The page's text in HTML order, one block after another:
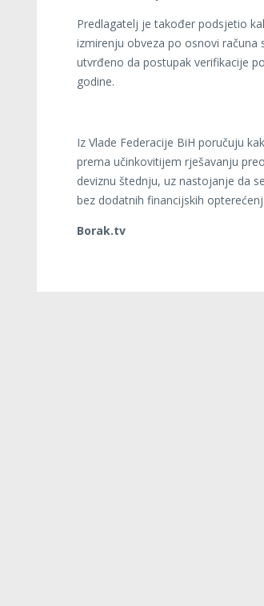
Predlagatelj je također podsjetio
izmirenju obveza po osnovi računa
utvrđeno da postupak verifikacije
godine.
Iz Vlade Federacije BiH poručuju
prema učinkovitijem rješavanju
deviznu štednju, uz nastojanje da
bez dodatnih financijskih
Borak.tv